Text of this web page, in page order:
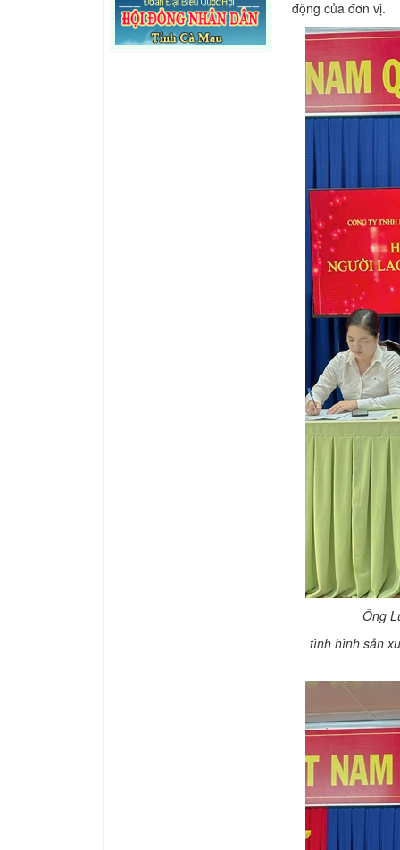
động của đơn vị.
Ông
tình hình sản